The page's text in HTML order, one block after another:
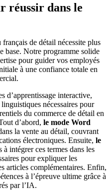
réussir dans le
de détail nécessite plus
base. Notre programme solide
pour guider vos employés
à une confiance totale en
d’apprentissage interactive,
nécessaires pour
du commerce de détail en
d’abord, le mode Word
la vente au détail, couvrant
électroniques. Ensuite, le
à intégrer ces termes dans les
pour expliquer les
articles complémentaires. Enfin,
à l’épreuve ultime grâce à
par l’IA.